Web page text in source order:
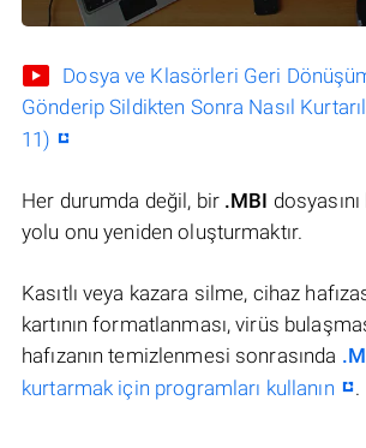
Dosya ve Klasörleri Geri
Gönderip Sildikten Sonra Nasıl
11)
Her durumda değil, bir .MBI
yolu onu yeniden oluşturmaktır.
Kasıtlı veya kazara silme, cihaz
kartının formatlanması, virüs
hafızanın temizlenmesi sonrasında
kurtarmak için programları kullanın
.